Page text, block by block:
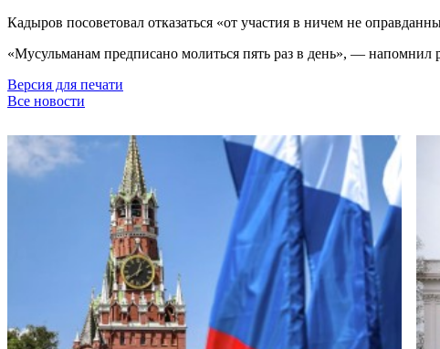
Кадыров посоветовал отказаться «от участия в ничем не
«Мусульманам предписано молиться пять раз в день», — напомнил
Версия для печати
Все новости